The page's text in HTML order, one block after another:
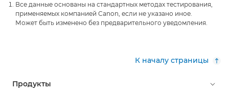
Все данные основаны на стандартных методах тестирования,
применяемых компанией Canon, если не указано иное.
Может быть изменено без предварительного уведомления.
К началу страницы
Продукты